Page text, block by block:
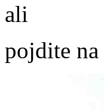
ali
pojdite na